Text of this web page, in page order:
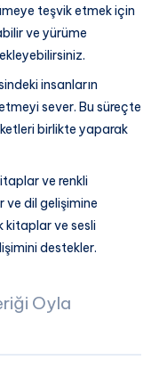
teşvik etmek için
ve yürüme
insanların
sever. Bu süreçte
birlikte yaparak
ve renkli
ve dil gelişimine
kitaplar ve sesli
destekler.
Oyla